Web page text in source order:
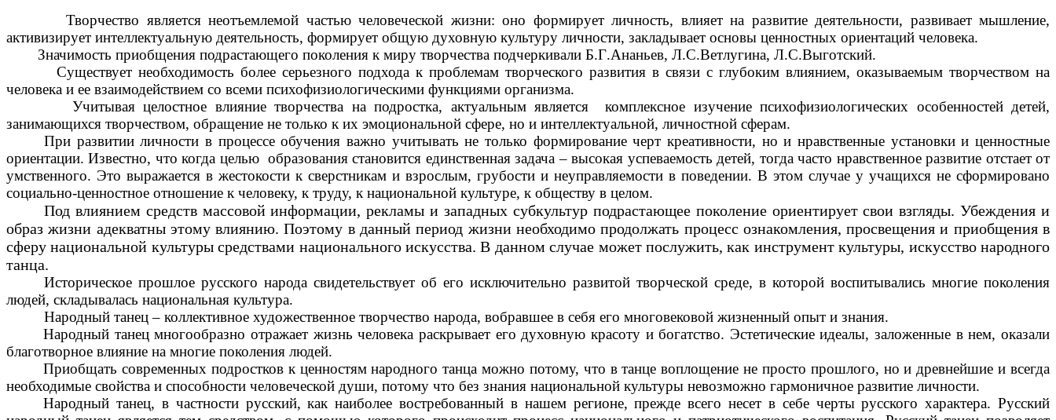
Творчество является неотъемлемой частью человеческой жизни: оно формирует личность, влияет на развитие деятельности, развивает мышление,
активизирует интеллектуальную деятельность, формирует общую духовную культуру личности, закладывает основы ценностных ориентаций человека.
Значимость приобщения подрастающего поколения к миру творчества подчеркивали Б.Г.Ананьев, Л.С.Ветлугина, Л.С.Выготский.
Существует необходимость более серьезного подхода к проблемам творческого развития в связи с глубоким влиянием, оказываемым творчеством на
человека и ее взаимодействием со всеми психофизиологическими функциями организма.
Учитывая целостное влияние творчества на подростка, актуальным является комплексное изучение психофизиологических особенностей детей,
занимающихся творчеством, обращение не только к их эмоциональной сфере, но и интеллектуальной, личностной сферам.
При развитии личности в процессе обучения важно учитывать не только формирование черт креативности, но и нравственные установки и ценностные
ориентации. Известно, что когда целью образования становится единственная задача – высокая успеваемость детей, тогда часто нравственное развитие отстает от
умственного. Это выражается в жестокости к сверстникам и взрослым, грубости и неуправляемости в поведении. В этом случае у учащихся не сформировано
социально-ценностное отношение к человеку, к труду, к национальной культуре, к обществу в целом.
Под влиянием средств массовой информации, рекламы и западных субкультур подрастающее поколение ориентирует свои взгляды. Убеждения и
образ жизни адекватны этому влиянию. Поэтому в данный период жизни необходимо продолжать процесс ознакомления, просвещения и приобщения в
сферу национальной культуры средствами национального искусства. В данном случае может послужить, как инструмент культуры, искусство народного
танца.
Историческое прошлое русского народа свидетельствует об его исключительно развитой творческой среде, в которой воспитывались многие поколения
людей, складывалась национальная культура.
Народный танец – коллективное художественное творчество народа, вобравшее в себя его многовековой жизненный опыт и знания.
Народный танец многообразно отражает жизнь человека раскрывает его духовную красоту и богатство. Эстетические идеалы, заложенные в нем, оказали
благотворное влияние на многие поколения людей.
Приобщать современных подростков к ценностям народного танца можно потому, что в танце воплощение не просто прошлого, но и древнейшие и всегда
необходимые свойства и способности человеческой души, потому что без знания национальной культуры невозможно гармоничное развитие личности.
Народный танец, в частности русский, как наиболее востребованный в нашем регионе, прежде всего несет в себе черты русского характера. Русский